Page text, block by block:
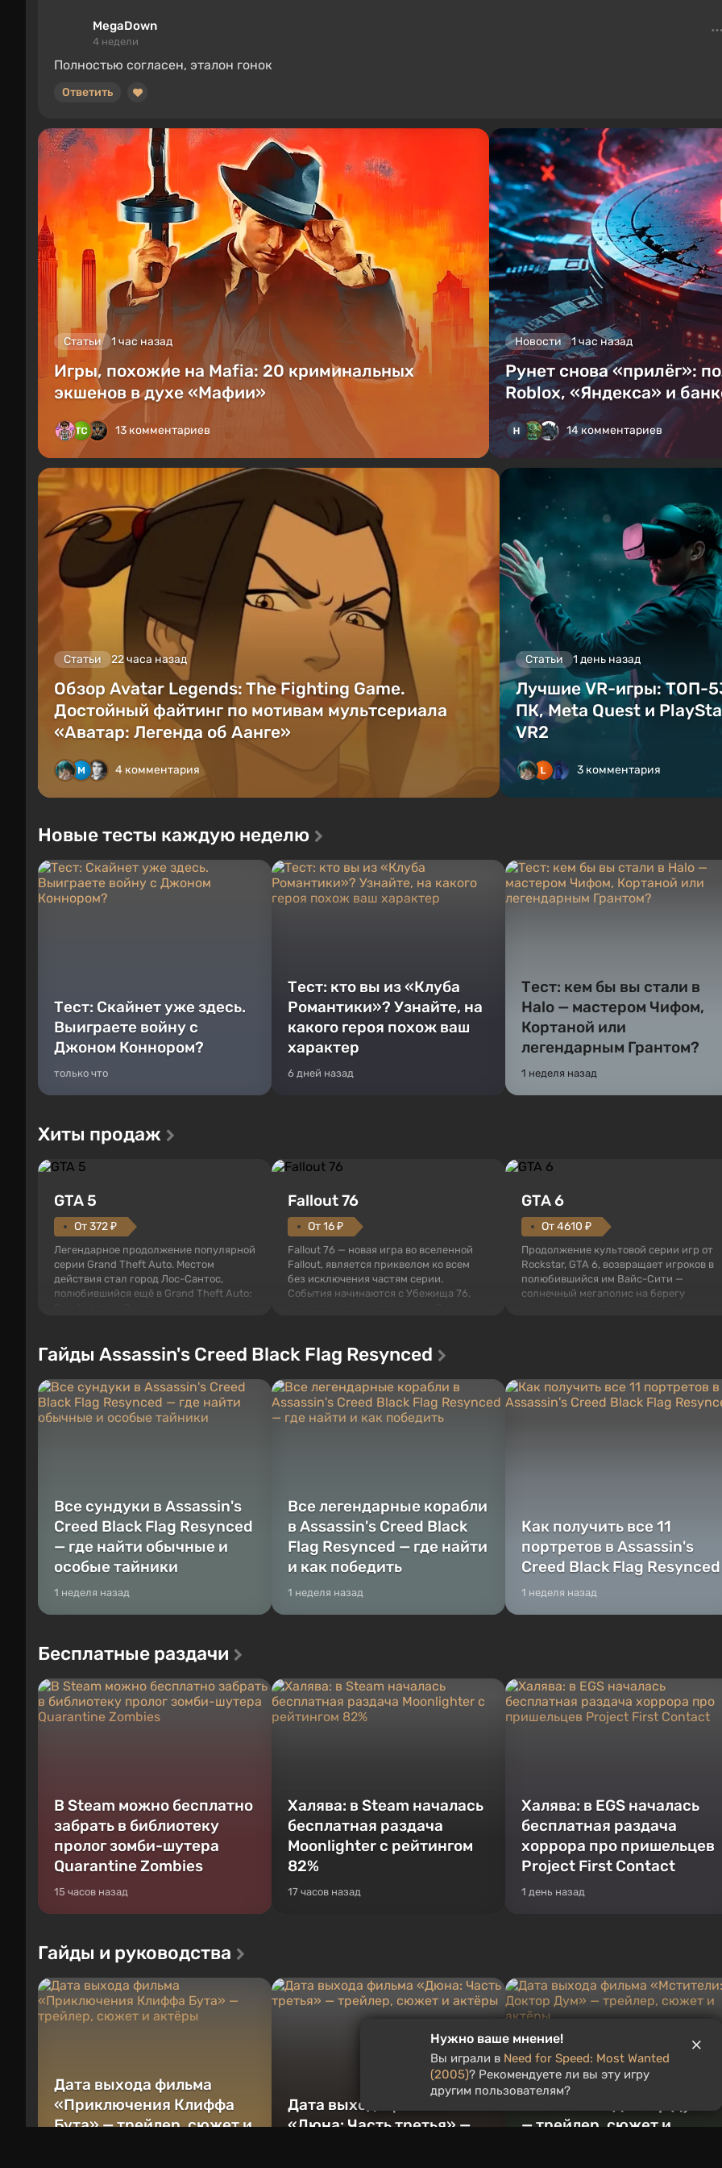
MegaDown
4 недели
Полностью согласен, эталон гонок
Ответить
Статьи 1 час назад
Игры, похожие на Mafia: 20 криминальных
экшенов в духе «Мафии»
13 комментариев
Новости 1 час назад
Рунет снова «прилёг»:
Roblox, «Яндекса» и
14 комментариев
Статьи 22 часа назад
Обзор Avatar Legends: The Fighting Game.
Достойный файтинг по мотивам мультсериала
«Аватар: Легенда об Аанге»
4 комментария
Статьи 1 день назад
Лучшие VR-игры: ТОП-
ПК, Meta Quest и
VR2
3 комментария
Новые тесты каждую неделю
Тест: Скайнет уже здесь.
Выиграете войну с
Джоном Коннором?
только что
Тест: кто вы из «Клуба
Романтики»? Узнайте, на
какого героя похож ваш
характер
6 дней назад
Тест: кем бы вы стали в
Halo — мастером Чифом,
Кортаной или
легендарным Грантом?
1 неделя назад
Хиты продаж
GTA 5
От 372 ₽
Легендарное продолжение популярной
серии Grand Theft Auto. Местом
действия стал город Лос-Сантос,
полюбившийся ещё в Grand Theft Auto:
которыми вы сможете переключаться в
любое время. Жанр и...
Fallout 76
От 16 ₽
Fallout 76 — новая игра во вселенной
Fallout, является приквелом ко всем
без исключения частям серии.
События начинаются с Убежища 76,
как на Америку упадут ядерные бомбы.
Место действия Fallout...
GTA 6
От 4610 ₽
Продолжение культовой серии игр от
Rockstar, GTA 6, возвращает игроков в
полюбившийся им Вайс-Сити —
солнечный мегаполис на берегу
неприятности. И...
Гайды Assassin's Creed Black Flag Resynced
Все сундуки в Assassin's
Creed Black Flag Resynced
— где найти обычные и
особые тайники
1 неделя назад
Все легендарные корабли
в Assassin's Creed Black
Flag Resynced — где найти
и как победить
1 неделя назад
Как получить все 11
портретов в Assassin's
Creed Black Flag Resynced
1 неделя назад
Бесплатные раздачи
В Steam можно бесплатно
забрать в библиотеку
пролог зомби-шутера
Quarantine Zombies
15 часов назад
Халява: в Steam началась
бесплатная раздача
Moonlighter с рейтингом
82%
17 часов назад
Халява: в EGS началась
бесплатная раздача
хоррора про пришельцев
Project First Contact
1 день назад
Гайды и руководства
Дата выхода фильма
«Приключения Клиффа
Бута» — трейлер, сюжет и
Дата выхода фильма
«Дюна: Часть третья» —
Дата выхода фильма
— трейлер, сюжет и
Нужно ваше мнение!
Вы играли в Need for Speed: Most Wanted
(2005)? Рекомендуете ли вы эту игру
другим пользователям?